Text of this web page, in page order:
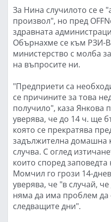
За Нина случилото се е
произвол", но пред
здравната
Обърнахме се към РЗИ-
министерство с молба
на въпросите ни.
"Предприети са
се причините за това
получило", каза Янкова
уверява, че до 14 ч. ще
която се прекратява
задължителна домашна
случва. С оглед
които според
Момчил го грози 14-
уверява, че "в случай,
няма да има проблем да
следващите дни".